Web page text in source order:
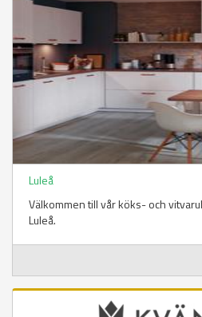
Luleå
Välkommen till vår köks- och
Luleå.